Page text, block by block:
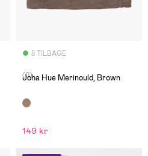
8 TILBAGE
(0)
Joha Hue Merinould, Brown
149 kr